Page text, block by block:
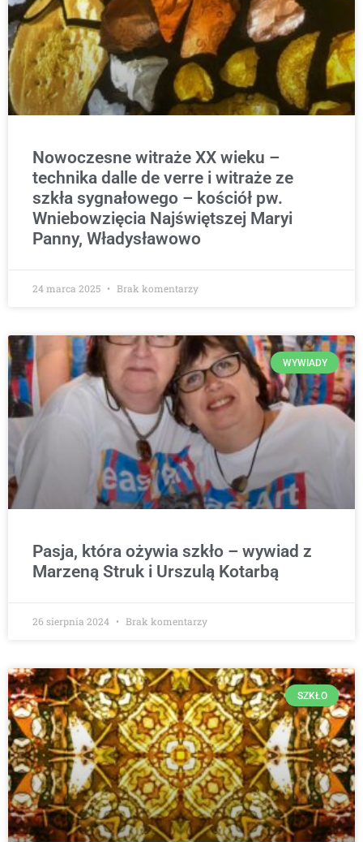
Nowoczesne witraże XX wieku –
technika dalle de verre i witraże ze
szkła sygnałowego – kościół pw.
Wniebowzięcia Najświętszej Maryi
Panny, Władysławowo
24 marca 2025 Brak komentarzy
WYWIADY
Pasja, która ożywia szkło – wywiad z
Marzeną Struk i Urszulą Kotarbą
26 sierpnia 2024 Brak komentarzy
SZKŁO